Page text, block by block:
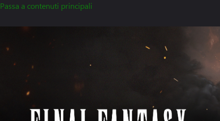
Passa a contenuti principali